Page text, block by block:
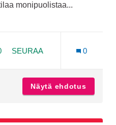
monipuolistaa...
Runosmäki-Raunistula
30 SEURAAJAA
SEURAA
0
Näytä ehdotus